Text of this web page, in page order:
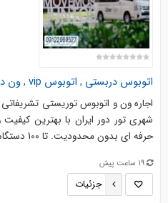
اتوبوس دربستی , اتوبوس vip , ون دربستی , ون برای شمال
اجاره ون و اتوبوس توریستی
شهری تور دور ایران با بهترین
حرفه ای بدون محدودیت. تا 10۰ دستگاه. . اماده بستن قرارداد جهت ...
19 ساعت پیش
جزئیات